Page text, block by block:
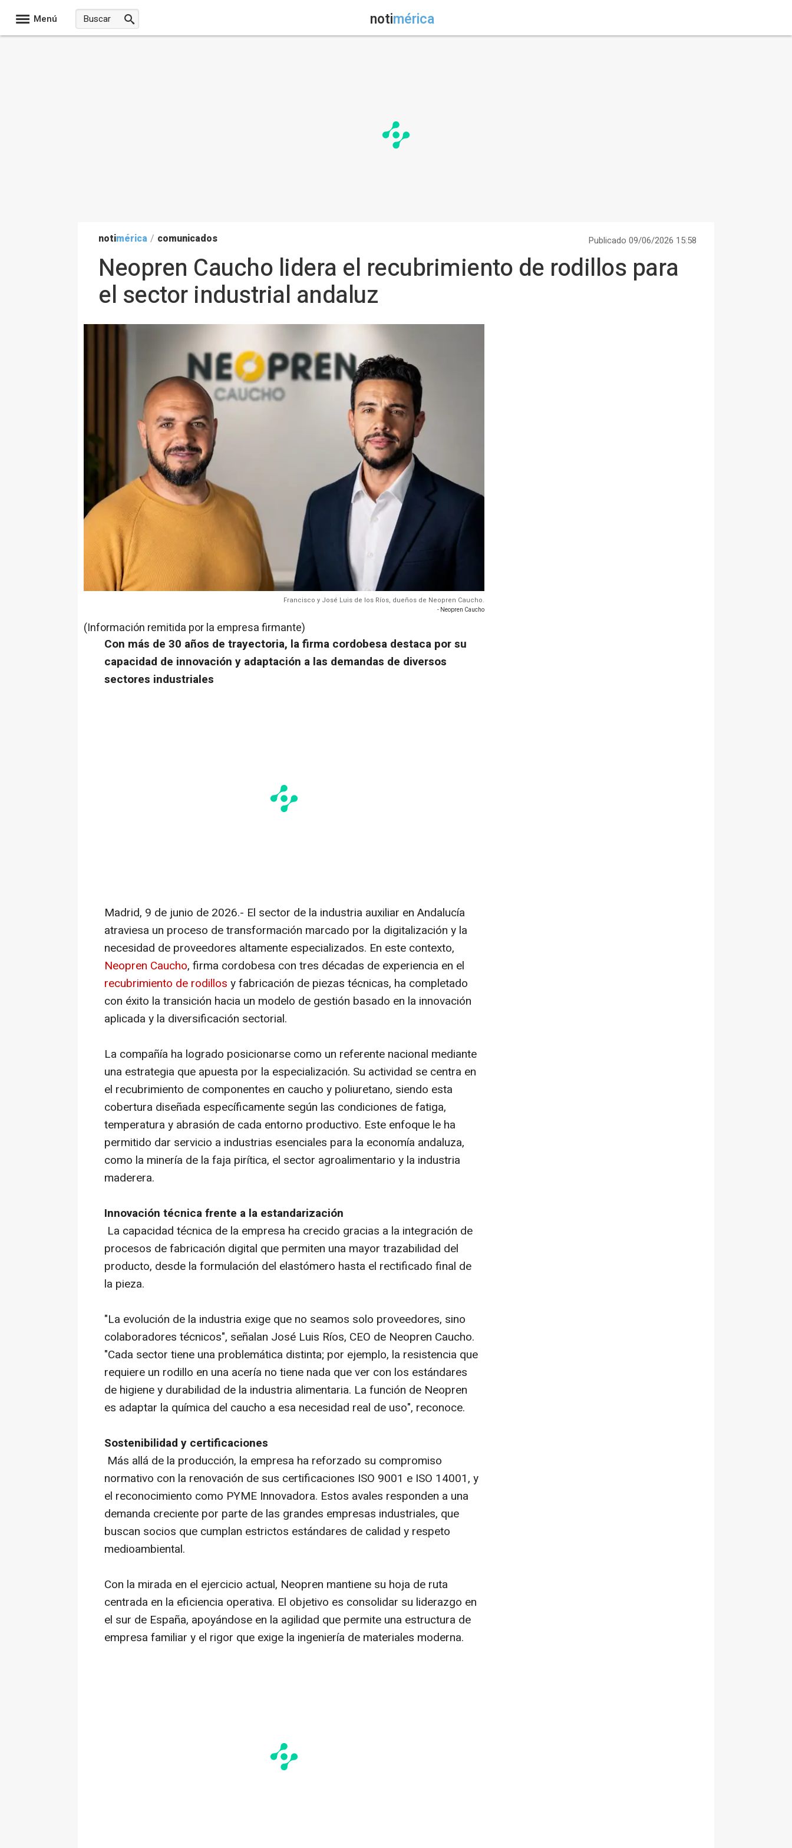
Menú notimérica
notimérica / comunicados Publicado 09/06/2026 15:58
Neopren Caucho lidera el recubrimiento de rodillos para
el sector industrial andaluz
Francisco y José Luis de los Ríos, dueños de Neopren Caucho.
- Neopren Caucho
(Información remitida por la empresa firmante)
Con más de 30 años de trayectoria, la firma cordobesa destaca por su
capacidad de innovación y adaptación a las demandas de diversos
sectores industriales
Madrid, 9 de junio de 2026.- El sector de la industria auxiliar en Andalucía
atraviesa un proceso de transformación marcado por la digitalización y la
necesidad de proveedores altamente especializados. En este contexto,
Neopren Caucho, firma cordobesa con tres décadas de experiencia en el
recubrimiento de rodillos y fabricación de piezas técnicas, ha completado
con éxito la transición hacia un modelo de gestión basado en la innovación
aplicada y la diversificación sectorial.
La compañía ha logrado posicionarse como un referente nacional mediante
una estrategia que apuesta por la especialización. Su actividad se centra en
el recubrimiento de componentes en caucho y poliuretano, siendo esta
cobertura diseñada específicamente según las condiciones de fatiga,
temperatura y abrasión de cada entorno productivo. Este enfoque le ha
permitido dar servicio a industrias esenciales para la economía andaluza,
como la minería de la faja pirítica, el sector agroalimentario y la industria
maderera.
Innovación técnica frente a la estandarización
La capacidad técnica de la empresa ha crecido gracias a la integración de
procesos de fabricación digital que permiten una mayor trazabilidad del
producto, desde la formulación del elastómero hasta el rectificado final de
la pieza.
"La evolución de la industria exige que no seamos solo proveedores, sino
colaboradores técnicos", señalan José Luis Ríos, CEO de Neopren Caucho.
"Cada sector tiene una problemática distinta; por ejemplo, la resistencia que
requiere un rodillo en una acería no tiene nada que ver con los estándares
de higiene y durabilidad de la industria alimentaria. La función de Neopren
es adaptar la química del caucho a esa necesidad real de uso", reconoce.
Sostenibilidad y certificaciones
Más allá de la producción, la empresa ha reforzado su compromiso
normativo con la renovación de sus certificaciones ISO 9001 e ISO 14001, y
el reconocimiento como PYME Innovadora. Estos avales responden a una
demanda creciente por parte de las grandes empresas industriales, que
buscan socios que cumplan estrictos estándares de calidad y respeto
medioambiental.
Con la mirada en el ejercicio actual, Neopren mantiene su hoja de ruta
centrada en la eficiencia operativa. El objetivo es consolidar su liderazgo en
el sur de España, apoyándose en la agilidad que permite una estructura de
empresa familiar y el rigor que exige la ingeniería de materiales moderna.